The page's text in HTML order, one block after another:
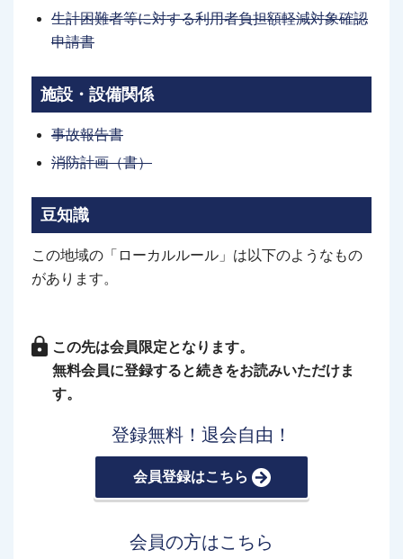
生計困難者等に対する利用者負担額軽減対象確認
申請書
施設・設備関係
事故報告書
消防計画（書）
豆知識
この地域の「ローカルルール」は以下のようなもの
があります。
この先は会員限定となります。
無料会員に登録すると続きをお読みいただけま
す。
登録無料！退会自由！
会員登録はこちら
会員の方はこちら